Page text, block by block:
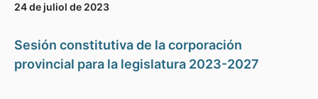
24 de juliol de 2023
Sesión constitutiva de la corporación
provincial para la legislatura 2023-2027